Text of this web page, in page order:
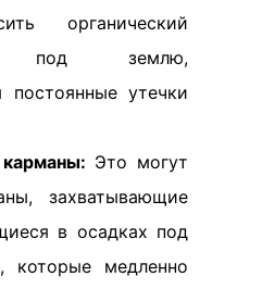
органический
под землю,
постоянные утечки
Это могут
захватывающие
в осадках под
которые медленно